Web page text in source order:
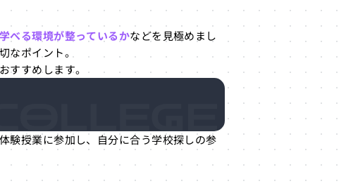
べる環境が整っているかなどを見極めまし
なポイント。
すすめします。
験授業に参加し、自分に合う学校探しの参